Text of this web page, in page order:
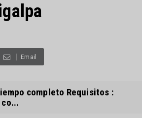
Email
completo Requisitos :